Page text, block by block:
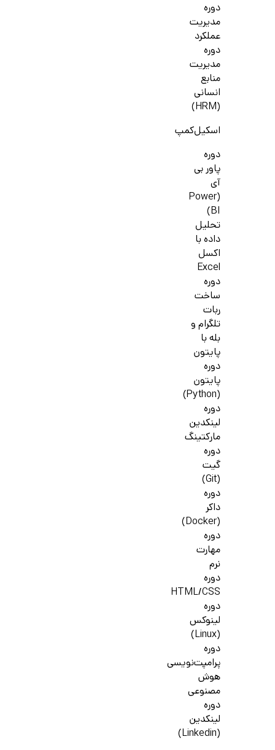
دوره
مدیریت
عملکرد
دوره
مدیریت
منابع
انسانی
(HRM)
اسکیل‌کمپ
دوره
پاور بی
آی
(Power
BI)
تحلیل
داده با
اکسل
Excel
دوره
ساخت
ربات
تلگرام و
بله با
پایتون
دوره
پایتون
(Python)
دوره
لینکدین
مارکتینگ
دوره
گیت
(Git)
دوره
داکر
(Docker)
دوره
مهارت
نرم
دوره
HTML/CSS
دوره
لینوکس
(Linux)
دوره
پرامپت‌نویسی
هوش
مصنوعی
دوره
لینکدین
(Linkedin)